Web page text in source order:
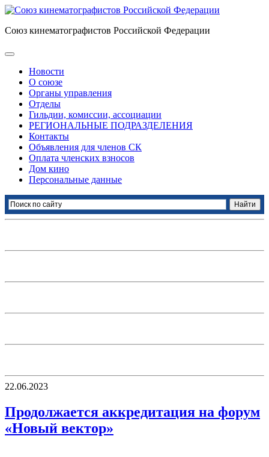
Союз кинематографистов Российской Федерации
Новости
О союзе
Органы управления
Отделы
Гильдии, комиссии, ассоциации
РЕГИОНАЛЬНЫЕ ПОДРАЗДЕЛЕНИЯ
Контакты
Объявления для членов СК
Оплата членских взносов
Дом кино
Персональные данные
22.06.2023
Продолжается аккредитация на форум
«Новый вектор»